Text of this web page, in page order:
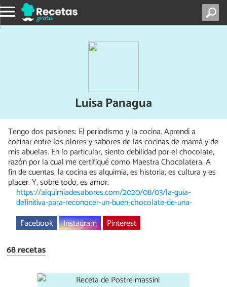
Luisa Panagua
Tengo dos pasiones: El periodismo y la cocina. Aprendí a
cocinar entre los olores y sabores de las cocinas de mamá y de
mis abuelas. En lo particular, siento debilidad por el chocolate,
razón por la cual me certifiqué como Maestra Chocolatera. A
fin de cuentas, la cocina es alquimia, es historia, es cultura y es
placer. Y, sobre todo, es amor.
https://alquimiadesabores.com/2020/08/03/la-guia-
definitiva-para-reconocer-un-buen-chocolate-de-una-
Facebook
Instagram Pinterest
68 recetas